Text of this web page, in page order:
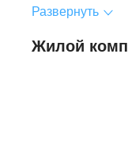
Развернуть
Жилой